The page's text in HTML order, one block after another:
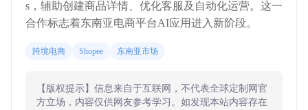
s，辅助创建商品详情、优化客服及自动化运营。这一
合作标志着东南亚电商平台AI应用进入新阶段。
跨境电商 Shopee 东南亚市场
【版权提示】信息来自于互联网，不代表全球定制网官
方立场，内容仅供网友参考学习。如发现本站内容存在